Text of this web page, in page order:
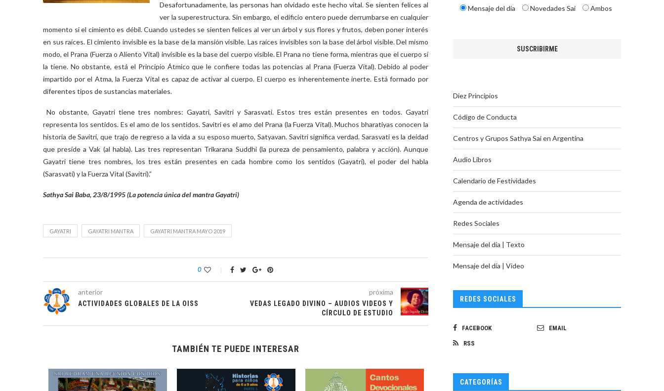
Desafortunadamente, las personas han olvidado este hecho vital. Se sienten felices al
ver la superestructura. Sin embargo, el edificio entero puede derrumbarse en cualquier
momento si el cimiento es débil. Cuando ustedes se sienten felices al ver un árbol y sus flores y frutos, deben poner interés
en sus raíces. El cimiento invisible es la base de la mansión visible. Las raíces invisibles son la base del árbol visible. Del mismo
modo, el Prana (Fuerza o Aliento Vital) invisible es la base del cuerpo visible. El Prana no tiene forma, mientras que el cuerpo sí
la tiene. No obstante, está el Principio Átmico que le confiere todas las potencias al Prana (Fuerza Vital). Debido al poder
impartido por el Atma, la Fuerza Vital es capaz de activar al cuerpo. El cuerpo es inherentemente inerte. Está formado por
diferentes tipos de sustancias materiales.
No obstante, Gayatri tiene tres nombres: Gayatri, Savitri y Sarasvati. Estos tres están presentes en todos. Gayatri
representa los sentidos. Es el amo de los sentidos. Savitri es el amo del Prana (la Fuerza Vital). Muchos bharatiyas conocen la
historia de Savitri, que trajo de regreso a la vida a su esposo muerto, Satyavan. Savitri significa verdad. Sarasvati es la deidad
que preside a Vak (al habla). Las tres representan Trikarana Suddhi (la pureza de pensamiento, palabra y acción). Aunque
Gayatri tiene tres nombres, los tres están presentes en cada hombre como los sentidos (Gayatri), el poder del habla
(Sarasvati) y la Fuerza Vital (Savitri).”
Sathya Sai Baba, 23/8/1995 (La potencia única del mantra Gayatri)
GAYATRI GAYATRI MANTRA GAYATRI MANTRA MAYO 2019
0
anterior
ACTIVIDADES GLOBALES DE LA OISS
próxima
VEDAS LEGADO DIVINO – AUDIOS VIDEOS Y
CÍRCULO DE ESTUDIO
TAMBIÉN TE PUEDE INTERESAR
Mensaje del día Novedades Sai Ambos
Diez Principios
Código de Conducta
Centros y Grupos Sathya Sai en Argentina
Audio Libros
Calendario de Festividades
Agenda de actividades
Redes Sociales
Mensaje del día | Texto
Mensaje del día | Video
REDES SOCIALES
FACEBOOK EMAIL
RSS
CATEGORÍAS